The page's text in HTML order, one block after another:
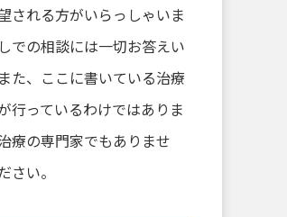
される方がいらっしゃいま
での相談には一切お答えい
た、ここに書いている治療
行っているわけではありま
療の専門家でもありませ
さい。